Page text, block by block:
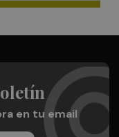
en tu email